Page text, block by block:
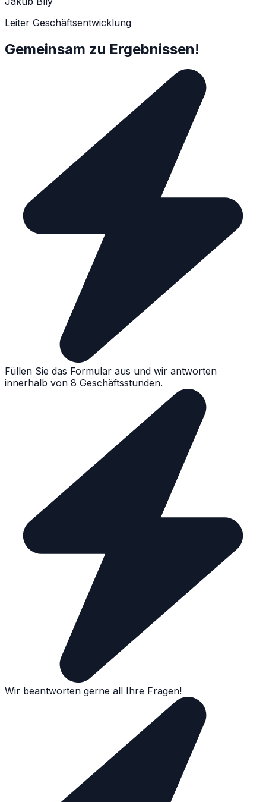
Leiter Geschäftsentwicklung
Gemeinsam zu Ergebnissen!
Füllen Sie das Formular aus und wir antworten
innerhalb von 8 Geschäftsstunden.
Wir beantworten gerne all Ihre Fragen!